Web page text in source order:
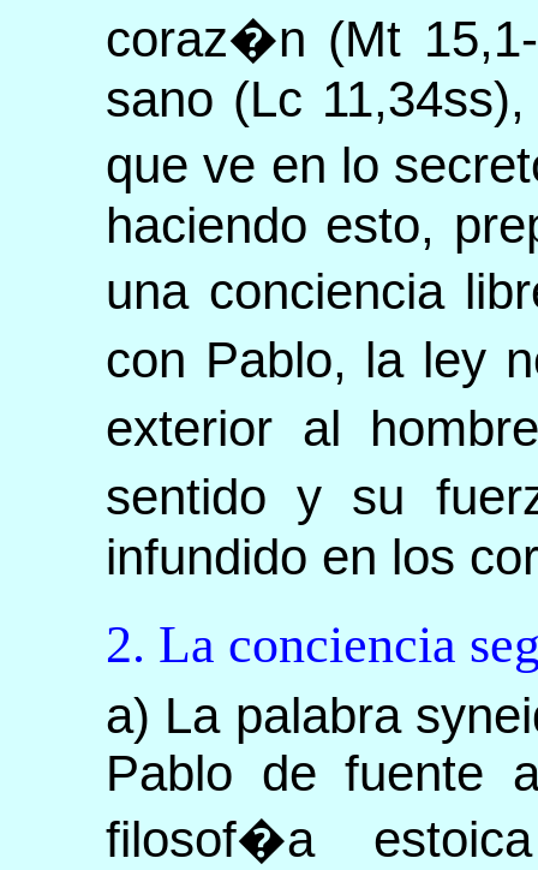
coraz�n (Mt
sano (Lc
que ve en lo
haciendo esto,
una conciencia
con Pablo, la ley
exterior al
sentido y su
infundido en los
2. La conciencia
a) La palabra
Pablo de fuente
filosof�a